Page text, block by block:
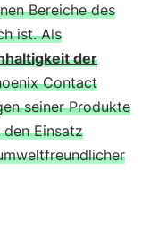
Bereiche des
ist. Als
der
Contact
seiner Produkte
Einsatz